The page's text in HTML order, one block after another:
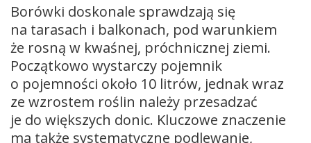
Borówki doskonale sprawdzają się
na tarasach i balkonach, pod warunkiem
że rosną w kwaśnej, próchnicznej ziemi.
Początkowo wystarczy pojemnik
o pojemności około 10 litrów, jednak wraz
ze wzrostem roślin należy przesadzać
je do większych donic. Kluczowe znaczenie
ma także systematyczne podlewanie,